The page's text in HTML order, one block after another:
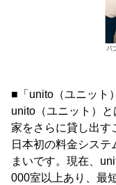
■「unito（ユニット
unito（ユニット）
家をさらに貸し出す
日本初の料金シス
まいです。現在、
000室以上あり、最